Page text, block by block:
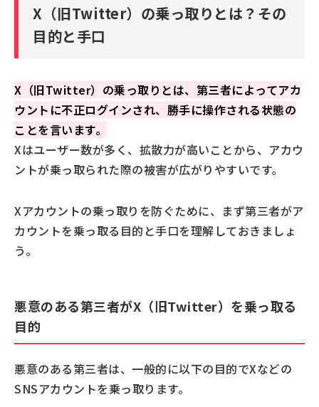
X（旧Twitter）の乗っ取りとは？その
目的と手口
X（旧Twitter）の乗っ取りとは、第三者によってアカ
ウントに不正ログインされ、勝手に操作される状態の
ことを言います。
Xはユーザー数が多く、拡散力が高いことから、アカウ
ントが乗っ取られた際の被害が広がりやすいです。
Xアカウントの乗っ取りを防ぐために、まず第三者がア
カウントを乗っ取る目的と手口を理解しておきましょ
う。
悪意のある第三者がX（旧Twitter）を乗っ取る
目的
悪意のある第三者は、一般的に以下の目的でXなどの
SNSアカウントを乗っ取ります。